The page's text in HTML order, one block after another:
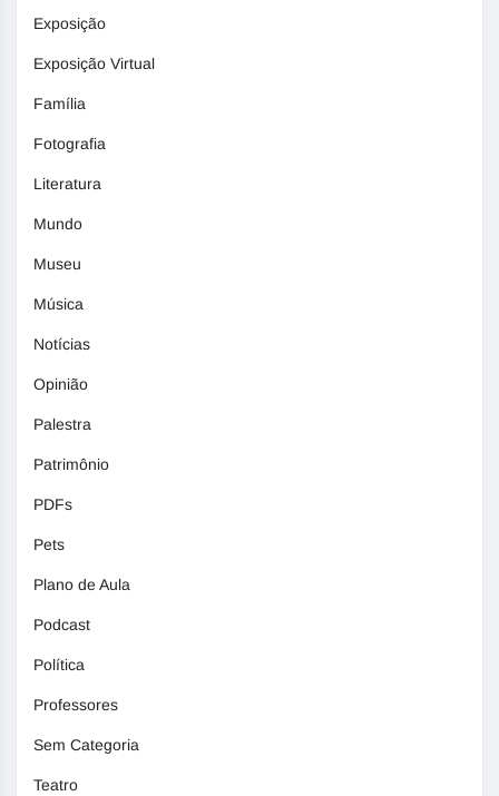
Exposição
Exposição Virtual
Família
Fotografia
Literatura
Mundo
Museu
Música
Notícias
Opinião
Palestra
Patrimônio
PDFs
Pets
Plano de Aula
Podcast
Política
Professores
Sem Categoria
Teatro